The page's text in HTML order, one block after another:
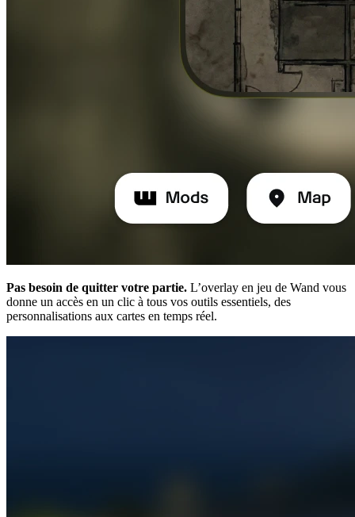
Pas besoin de quitter votre partie. L’overlay en jeu de Wand vous
donne un accès en un clic à tous vos outils essentiels, des
personnalisations aux cartes en temps réel.